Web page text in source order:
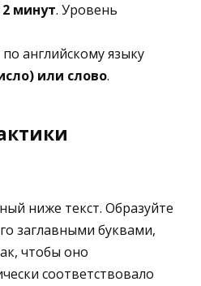
2 минут. Уровень
английскому языку
или слово.
ниже текст. Образуйте
заглавными буквами,
чтобы оно
соответствовало